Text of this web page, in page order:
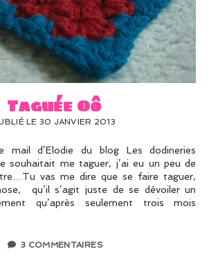
Taguée Oô
LE 30 JANVIER 2013
mail d’Elodie du blog Les dodineries
souhaitait me taguer, j’ai eu un peu de
vas me dire que se faire taguer,
qu’il s’agit juste de se dévoiler un
qu’après seulement trois mois
3 COMMENTAIRES